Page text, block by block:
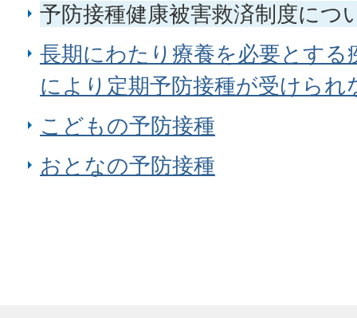
予防接種健康被害救済制度につ
長期にわたり療養を必要とす
により定期予防接種が受けられ
こどもの予防接種
おとなの予防接種